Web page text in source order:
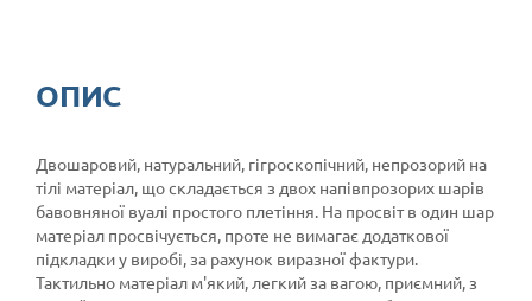
ОПИС
Двошаровий, натуральний, гігроскопічний, непрозорий на
тілі матеріал, що складається з двох напівпрозорих шарів
бавовняної вуалі простого плетіння. На просвіт в один шар
матеріал просвічується, проте не вимагає додаткової
підкладки у виробі, за рахунок виразної фактури.
Тактильно матеріал м'який, легкий за вагою, приємний, з